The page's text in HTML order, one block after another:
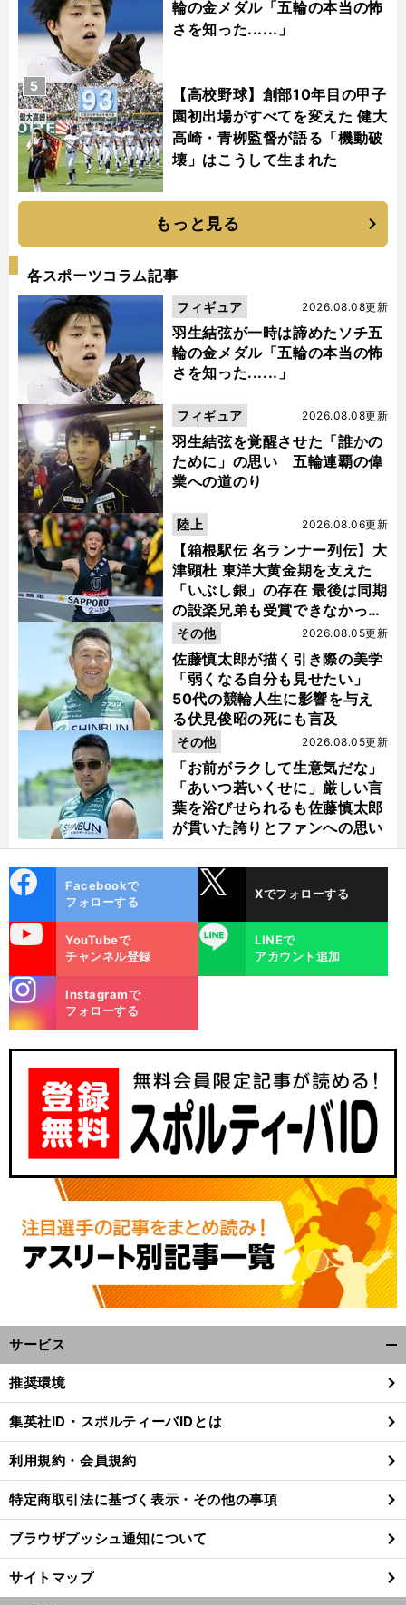
輪の金メダル「五輪の本当の怖
さを知った......」
【高校野球】創部10年目の甲子
園初出場がすべてを変えた 健大
高崎・青栁監督が語る「機動破
壊」はこうして生まれた
5
もっと見る
各スポーツコラム記事
羽生結弦が一時は諦めたソチ五
輪の金メダル「五輪の本当の怖
さを知った......」
2026.08.08更新
フィギュア
羽生結弦を覚醒させた「誰かの
ために」の思い 五輪連覇の偉
業への道のり
2026.08.08更新
フィギュア
【箱根駅伝 名ランナー列伝】大
津顕杜 東洋大黄金期を支えた
「いぶし銀」の存在 最後は同期
の設楽兄弟も受賞できなかった
金栗杯に輝く
2026.08.06更新
陸上
佐藤慎太郎が描く引き際の美学
「弱くなる自分も見せたい」
50代の競輪人生に影響を与え
る伏見俊昭の死にも言及
2026.08.05更新
その他
「お前がラクして生意気だな」
「あいつ若いくせに」厳しい言
葉を浴びせられるも佐藤慎太郎
が貫いた誇りとファンへの思い
2026.08.05更新
その他
ok
Facebookで
フォローする
Xでフォローする
YouTubeで
チャンネル登録
LINE
LINEで
アカウント追加
m
Instagramで
フォローする
サービス
閉
る
推奨環境
集英社ID・スポルティーバIDとは
利用規約・会員規約
特定商取引法に基づく表示・その他の事項
ブラウザプッシュ通知について
サイトマップ